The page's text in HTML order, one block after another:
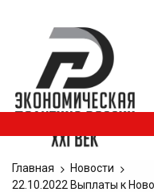
содержимому
Главная
Новости
22.10.2022 Выплаты к